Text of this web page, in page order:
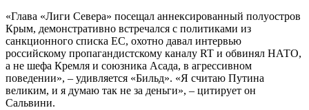
«Глава «Лиги Севера» посещал аннексированный полуостров
Крым, демонстративно встречался с политиками из
санкционного списка ЕС, охотно давал интервью
российскому пропагандистскому каналу RT и обвинял НАТО,
а не шефа Кремля и союзника Асада, в агрессивном
поведении», – удивляется «Бильд». «Я считаю Путина
великим, и я думаю так не за деньги», – цитирует он
Сальвини.